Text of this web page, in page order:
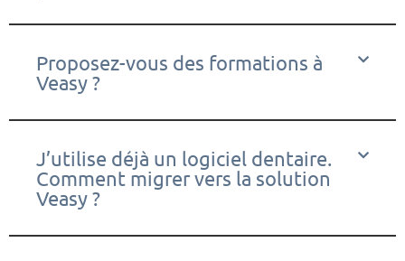
Proposez-vous des formations à
Veasy ?
J’utilise déjà un logiciel dentaire.
Comment migrer vers la solution
Veasy ?